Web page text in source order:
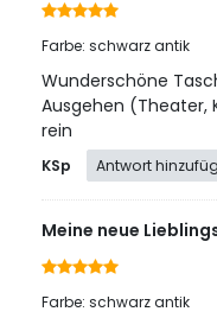
Farbe: schwarz antik
Wunderschöne
Ausgehen (Theater,
rein
KSp Antwort
Meine neue
Farbe: schwarz antik